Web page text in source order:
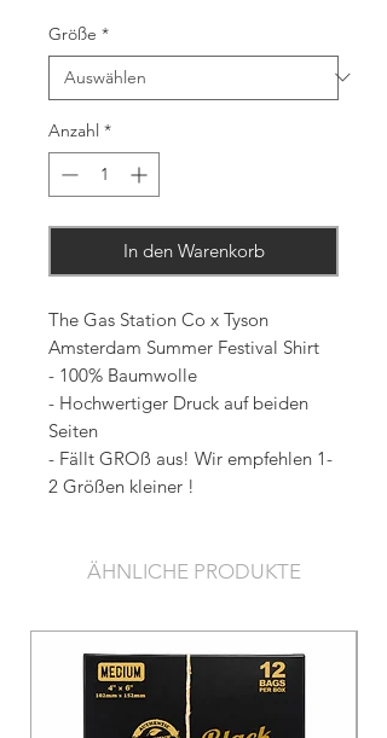
Größe *
Anzahl *
In den Warenkorb
The Gas Station Co x Tyson
Amsterdam Summer Festival Shirt
- 100% Baumwolle
- Hochwertiger Druck auf beiden
Seiten
- Fällt GROß aus! Wir empfehlen 1-
2 Größen kleiner !
ÄHNLICHE PRODUKTE